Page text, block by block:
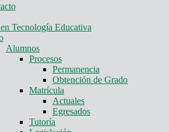
Tecnología Educativa
Alumnos
Procesos
Permanencia
Obtención de Grado
Matrícula
Actuales
Egresados
Tutoría